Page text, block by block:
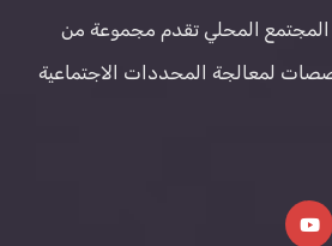
المجتمع المحلي تقدم مجموعة من
لمعالجة المحددات الاجتماعية